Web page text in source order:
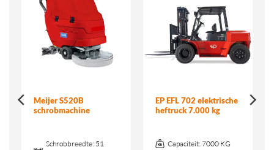
Meijer S520B
schrobmachine
Schrobbreedte: 51
EP EFL 702 elektrische
heftruck 7.000 kg
Capaciteit: 7000 KG